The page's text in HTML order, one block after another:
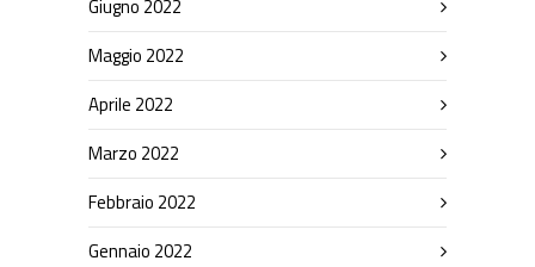
Giugno 2022
Maggio 2022
Aprile 2022
Marzo 2022
Febbraio 2022
Gennaio 2022